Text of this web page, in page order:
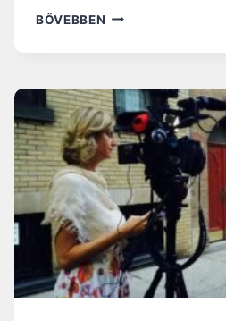
BŐVEBBEN A
AMI
A
FILM
ÉS
AZ
ÜGY
MÖGÖTT
VAN
–
INTERJÚ
(II.
RÉSZ)